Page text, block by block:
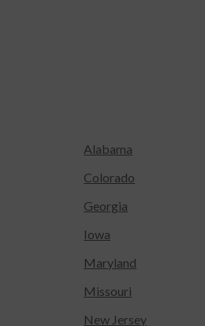
Alabama
Colorado
Georgia
Iowa
Maryland
Missouri
New Jersey